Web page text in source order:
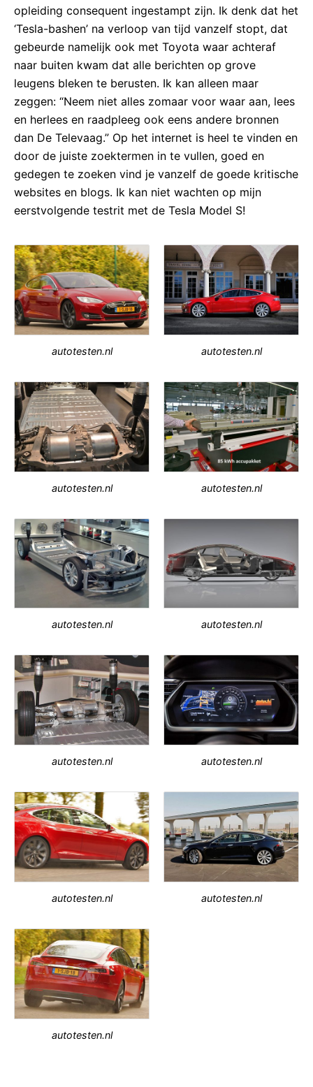
opleiding consequent ingestampt zijn. Ik denk dat het
‘Tesla-bashen’ na verloop van tijd vanzelf stopt, dat
gebeurde namelijk ook met Toyota waar achteraf
naar buiten kwam dat alle berichten op grove
leugens bleken te berusten. Ik kan alleen maar
zeggen: “Neem niet alles zomaar voor waar aan, lees
en herlees en raadpleeg ook eens andere bronnen
dan De Televaag.” Op het internet is heel te vinden en
door de juiste zoektermen in te vullen, goed en
gedegen te zoeken vind je vanzelf de goede kritische
websites en blogs. Ik kan niet wachten op mijn
eerstvolgende testrit met de Tesla Model S!
autotesten.nl autotesten.nl
autotesten.nl autotesten.nl
autotesten.nl autotesten.nl
autotesten.nl autotesten.nl
autotesten.nl autotesten.nl
autotesten.nl